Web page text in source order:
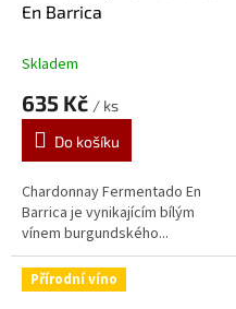
En Barrica
Skladem
635 Kč / ks
Do košíku
Chardonnay Fermentado En
Barrica je vynikajícím bílým
vínem burgundského...
Přírodní víno